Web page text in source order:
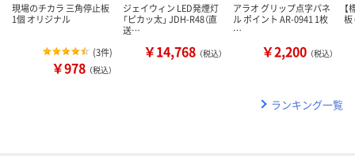
現場のチカラ 三角停止板
1個 オリジナル
(3件)
￥978 （税込）
ジェイウィン LED発煙灯
「ピカッ太」 JDH-R48（直
送…
￥14,768 （税込）
アラオ グリップ点字パネ
ル ポイント AR-0941 1枚
…
￥2,200 （税込）
板
ランキング一覧